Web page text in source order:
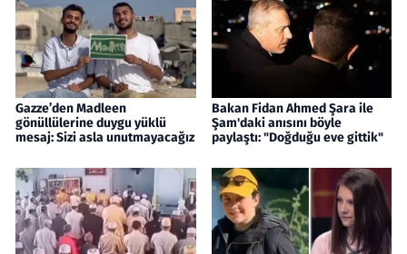
Gazze’den Madleen
gönüllülerine duygu yüklü
mesaj: Sizi asla unutmayacağız
Bakan Fidan Ahmed Şara ile
Şam'daki anısını böyle
paylaştı: "Doğduğu eve gittik"